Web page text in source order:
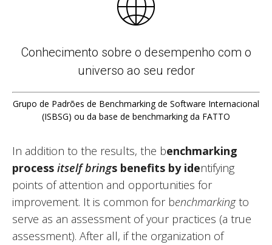
Conhecimento sobre o desempenho com o
universo ao seu redor
Grupo de Padrões de Benchmarking de Software Internacional
(ISBSG) ou da base de benchmarking da FATTO
In addition to the results, the benchmarking
process itself brings benefits by identifying
points of attention and opportunities for
improvement. It is common for benchmarkingto
serve as an assessment of your practices (a true
assessment). After all, if the organization of